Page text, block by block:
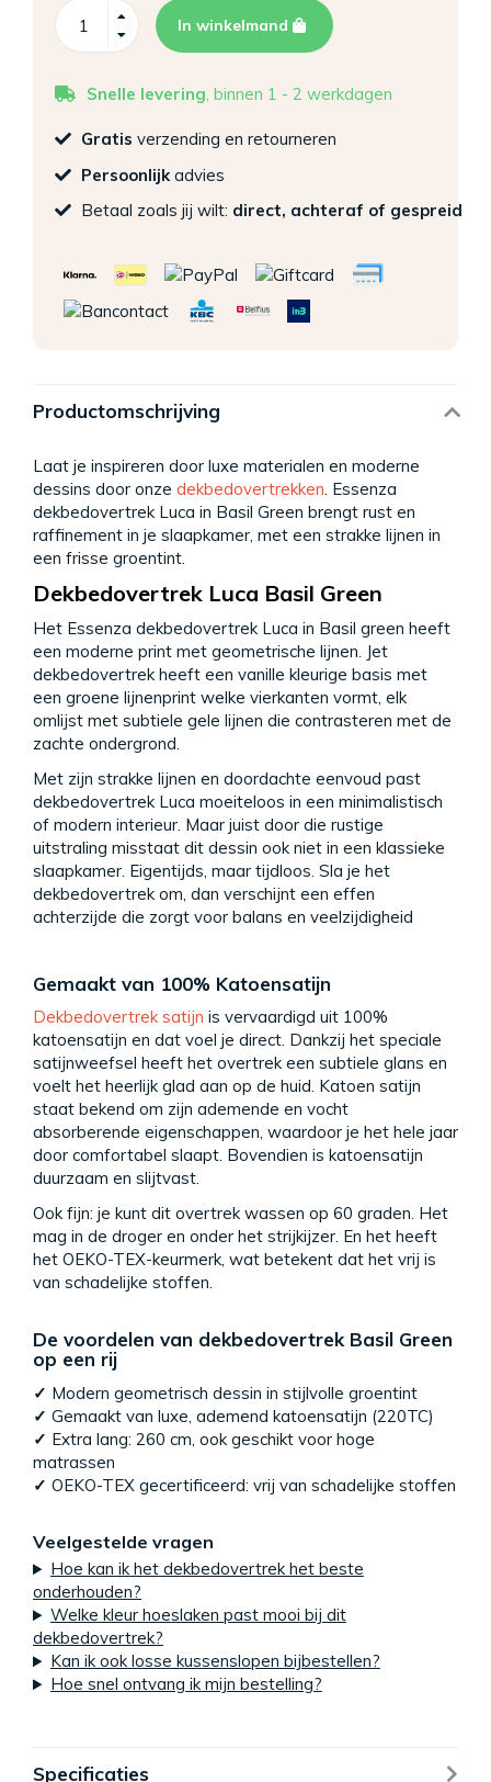
In winkelmand
Snelle levering, binnen 1 - 2 werkdagen
Gratis verzending en retourneren
Persoonlijk advies
Betaal zoals jij wilt: direct, achteraf of gespreid
Productomschrijving
Laat je inspireren door luxe materialen en moderne
dessins door onze dekbedovertrekken. Essenza
dekbedovertrek Luca in Basil Green brengt rust en
raffinement in je slaapkamer, met een strakke lijnen in
een frisse groentint.
Dekbedovertrek Luca Basil Green
Het Essenza dekbedovertrek Luca in Basil green heeft
een moderne print met geometrische lijnen. Jet
dekbedovertrek heeft een vanille kleurige basis met
een groene lijnenprint welke vierkanten vormt, elk
omlijst met subtiele gele lijnen die contrasteren met de
zachte ondergrond.
Met zijn strakke lijnen en doordachte eenvoud past
dekbedovertrek Luca moeiteloos in een minimalistisch
of modern interieur. Maar juist door die rustige
uitstraling misstaat dit dessin ook niet in een klassieke
slaapkamer. Eigentijds, maar tijdloos. Sla je het
dekbedovertrek om, dan verschijnt een effen
achterzijde die zorgt voor balans en veelzijdigheid
Gemaakt van 100% Katoensatijn
Dekbedovertrek satijn is vervaardigd uit 100%
katoensatijn en dat voel je direct. Dankzij het speciale
satijnweefsel heeft het overtrek een subtiele glans en
voelt het heerlijk glad aan op de huid. Katoen satijn
staat bekend om zijn ademende en vocht
absorberende eigenschappen, waardoor je het hele jaar
door comfortabel slaapt. Bovendien is katoensatijn
duurzaam en slijtvast.
Ook fijn: je kunt dit overtrek wassen op 60 graden. Het
mag in de droger en onder het strijkijzer. En het heeft
het OEKO-TEX-keurmerk, wat betekent dat het vrij is
van schadelijke stoffen.
De voordelen van dekbedovertrek Basil Green
op een rij
✓ Modern geometrisch dessin in stijlvolle groentint
✓ Gemaakt van luxe, ademend katoensatijn (220TC)
✓ Extra lang: 260 cm, ook geschikt voor hoge
matrassen
✓ OEKO-TEX gecertificeerd: vrij van schadelijke stoffen
Veelgestelde vragen
Hoe kan ik het dekbedovertrek het beste
onderhouden?
Welke kleur hoeslaken past mooi bij dit
dekbedovertrek?
Kan ik ook losse kussenslopen bijbestellen?
Hoe snel ontvang ik mijn bestelling?
Specificaties